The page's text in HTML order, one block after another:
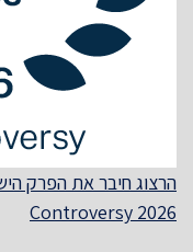
Controversy 2026